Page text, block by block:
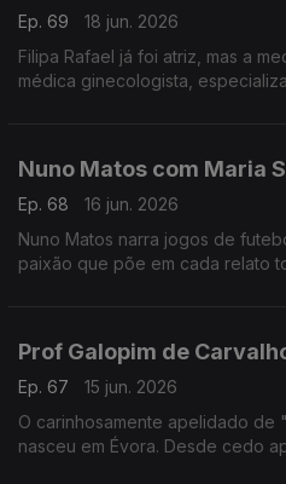
Ep. 69
18 jun. 2026
Filipa Rafael já foi atriz, mas a
médica ginecologista,
Nuno Matos com Maria
Ep. 68
16 jun. 2026
Nuno Matos narra jogos de
paixão que põe em cada relato
Prof Galopim de
Ep. 67
15 jun. 2026
O carinhosamente apelidado de
nasceu em Évora. Desde cedo